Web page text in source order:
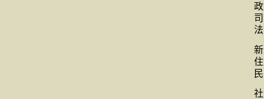
政
司
法
新
住
民
社